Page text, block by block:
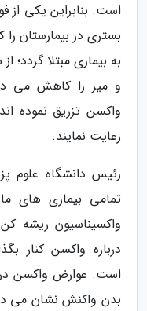
است. بنابراین یکی از
بستری در بیمارستان
به بیماری مبتلا
و میر را کاهش می
واکسن تزریق نموده
رعایت نمایند.
رئیس دانشگاه علوم
تمامی بیماری های
واکسیناسیون ریشه
درباره واکسن کنار
است. عوارض واکسن
بدن واکنش نشان می